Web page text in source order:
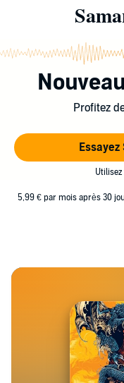
Profitez
5,99 € par mois après 30